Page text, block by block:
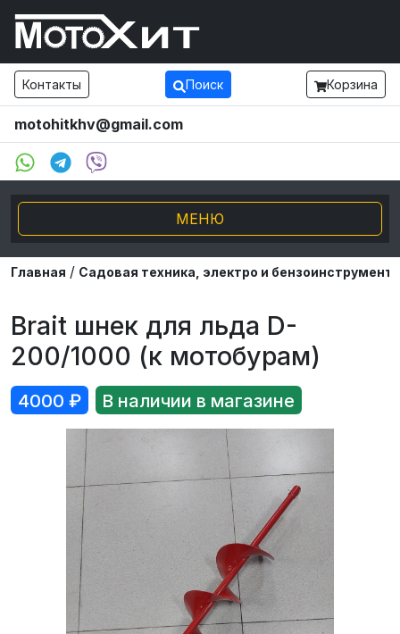
Контакты Поиск Корзина
motohitkhv@gmail.com
МЕНЮ
Электро транспорт
Мотоциклы и мопеды
Внедорожники ATV UTV
Снегоходы, Буксировщики
Водомоторика
Садовая техника, электро и бензоинструмент
Велосипеды
Прицепы для водной и мототехники
Главная / Садовая техника, электро и бензоинструмент
Brait шнек для льда D-
200/1000 (к мотобурам)
4000 ₽ В наличии в магазине